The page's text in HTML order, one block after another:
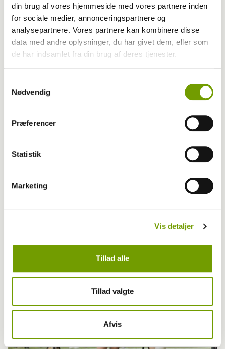
din brug af vores hjemmeside med vores partnere inden
for sociale medier, annonceringspartnere og
analysepartnere. Vores partnere kan kombinere disse
data med andre oplysninger, du har givet dem, eller som
de har indsamlet fra din brug af deres tjenester.
Nødvendig
Præferencer
Statistik
Marketing
Vis detaljer
Tillad alle
Tillad valgte
Afvis
Livestream fra NM i lydighed
Aktuelt
Guf for juniorhandlere på Rosenholm Slot til